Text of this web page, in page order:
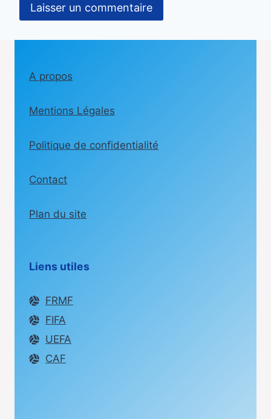
A propos
Mentions Légales
Politique de confidentialité
Contact
Plan du site
Liens utiles
FRMF
FIFA
UEFA
CAF